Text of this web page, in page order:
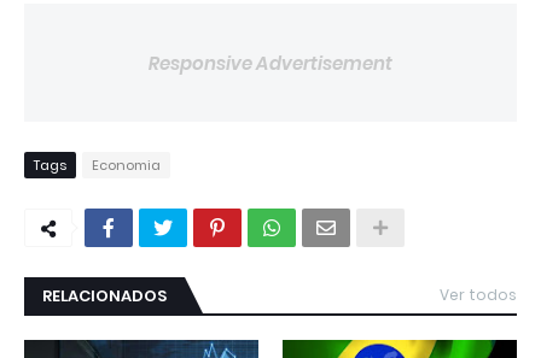
Responsive Advertisement
Tags Economia
RELACIONADOS Ver todos